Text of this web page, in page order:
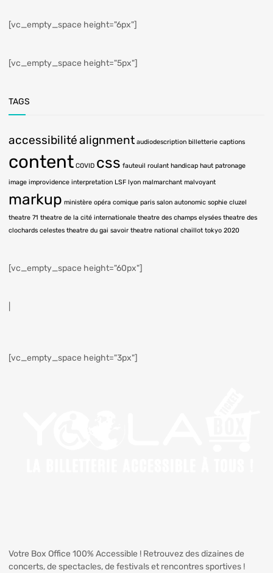
[vc_empty_space height="6px"]
[vc_empty_space height="5px"]
TAGS
accessibilitéalignment audiodescription billetterie captions
content COVID css fauteuil roulant handicap haut patronage
image improvidence interpretation LSF lyon malmarchant malvoyant
markup ministère opéra comique paris salon autonomic sophie cluzel
theatre 71 theatre de la cité internationale theatre des champs elysées theatre des
clochards celestes theatre du gai savoir theatre national chaillot tokyo 2020
[vc_empty_space height="60px"]
[vc_empty_space height="3px"]
Votre Box Office 100% Accessible ! Retrouvez des dizaines de
concerts, de spectacles, de festivals et rencontres sportives !